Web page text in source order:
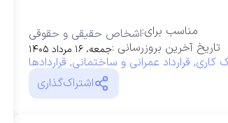
اشخاص حقیقی و حقوقیمناسب برای:
جمعه، ۱۶ مرداد ۱۴۰۵تاریخ آخرین بروزرسانی :
کاری, قرارداد عمرانی و ساختمانی, قراردادها
اشتراک‌گذاری